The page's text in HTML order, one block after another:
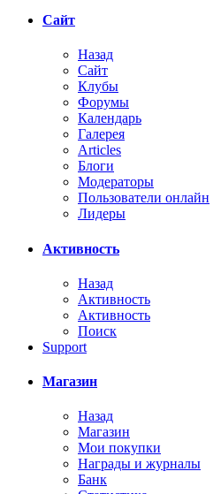
Сайт
Назад
Сайт
Клубы
Форумы
Календарь
Галерея
Articles
Блоги
Модераторы
Пользователи онлайн
Лидеры
Активность
Назад
Активность
Активность
Поиск
Support
Магазин
Назад
Магазин
Мои покупки
Награды и журналы
Банк